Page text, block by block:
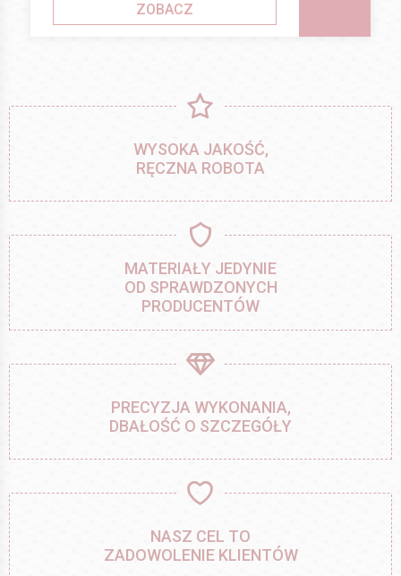
ZOBACZ
WYSOKA JAKOŚĆ,
RĘCZNA ROBOTA
MATERIAŁY JEDYNIE
OD SPRAWDZONYCH
PRODUCENTÓW
PRECYZJA WYKONANIA,
DBAŁOŚĆ O SZCZEGÓŁY
NASZ CEL TO
ZADOWOLENIE KLIENTÓW